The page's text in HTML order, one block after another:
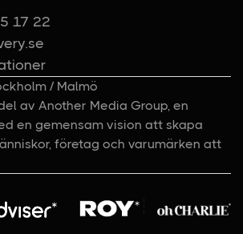
17 22
/ Malmö
av Another Media Group, en
en gemensam vision att skapa
företag och varumärken att